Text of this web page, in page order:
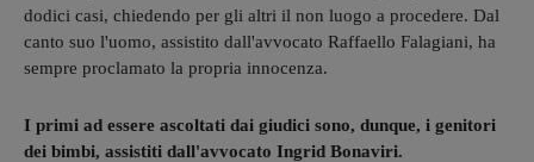
dodici casi, chiedendo per gli altri il non luogo a procedere. Dal
canto suo l'uomo, assistito dall'avvocato Raffaello Falagiani, ha
sempre proclamato la propria innocenza.
I primi ad essere ascoltati dai giudici sono, dunque, i genitori
dei bimbi, assistiti dall'avvocato Ingrid Bonaviri.